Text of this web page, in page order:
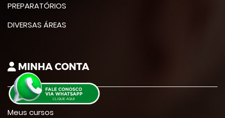
PREPARATÓRIOS
DIVERSAS ÁREAS
MINHA CONTA
Meus cursos